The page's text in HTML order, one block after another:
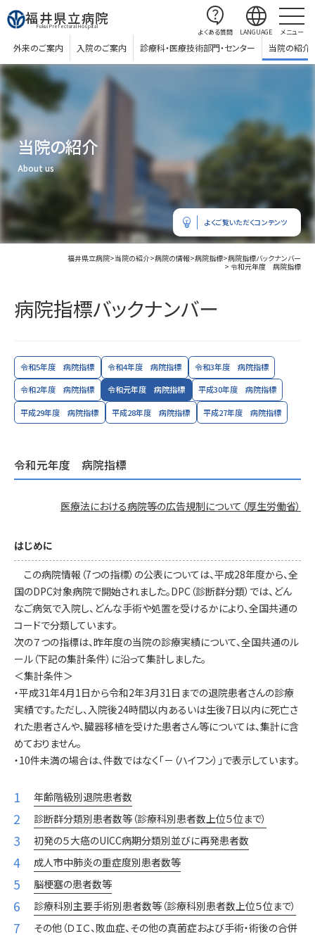
福井県立病院
Fukui Prefectural Hospital
外来のご案内 入院のご案内 診療科・医療技術部門・センター 当院の紹介
contact_support
よくある質問
language
LANGUAGE メニュー
当院の紹介
About us
福井県立病院>当院の紹介>病院の情報>病院指標>病院指標バックナンバー
> 令和元年度 病院指標
病院指標バックナンバー
令和5年度 病院指標 令和4年度 病院指標 令和3年度 病院指標
令和2年度 病院指標 令和元年度 病院指標 平成30年度 病院指標
平成29年度 病院指標 平成28年度 病院指標 平成27年度 病院指標
令和元年度 病院指標
医療法における病院等の広告規制について（厚生労働省）
はじめに
この病院情報（7つの指標）の公表については、平成28年度から、全
国のDPC対象病院で開始されました。DPC（診断群分類）では、どん
なご病気で入院し、どんな手術や処置を受けるかにより、全国共通の
コードで分類しています。
次の７つの指標は、昨年度の当院の診療実績について、全国共通のル
ール（下記の集計条件）に沿って集計しました。
＜集計条件＞
・平成31年4月1日から令和2年3月31日までの退院患者さんの診療
実績です。ただし、入院後24時間以内あるいは生後7日以内に死亡さ
れた患者さんや、臓器移植を受けた患者さん等については、集計に含
めておりません。
・10件未満の場合は、件数ではなく「－（ハイフン）」で表示しています。
年齢階級別退院患者数
診断群分類別患者数等（診療科別患者数上位５位まで）
初発の５大癌のUICC病期分類別並びに再発患者数
成人市中肺炎の重症度別患者数等
脳梗塞の患者数等
診療科別主要手術別患者数等（診療科別患者数上位５位まで）
その他（ＤＩＣ、敗血症、その他の真菌症および手術・術後の合併
emoji_objects よくご覧いただくコンテンツ